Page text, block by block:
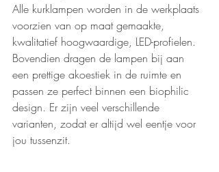
Alle kurklampen worden in de werkplaats
voorzien van op maat gemaakte,
kwalitatief hoogwaardige, LED-profielen.
Bovendien dragen de lampen bij aan
een prettige akoestiek in de ruimte en
passen ze perfect binnen een biophilic
design. Er zijn veel verschillende
varianten, zodat er altijd wel eentje voor
jou tussenzit.